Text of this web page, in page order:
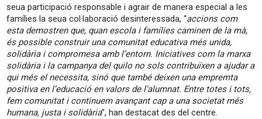
seua participació responsable i agrair de manera especial a les
famílies la seua col·laboració desinteressada, “accions com
esta demostren que, quan escola i famílies caminen de la mà,
és possible construir una comunitat educativa més unida,
solidària i compromesa amb l’entorn. Iniciatives com la marxa
solidària i la campanya del quilo no sols contribuïxen a ajudar a
qui més el necessita, sinó que també deixen una empremta
positiva en l’educació en valors de l’alumnat. Entre totes i tots,
fem comunitat i continuem avançant cap a una societat més
humana, justa i solidària”, han destacat des del centre.